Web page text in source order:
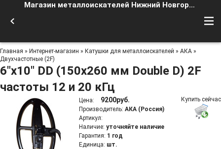
Магазин металлоискателей Нижний Новгород
Главная » Интернет-магазин » Катушки для металлоискателей » АКА »
Двухчастотные (2F)
6"x10" DD (150x260 мм Double D) 2F
частоты 12 и 20 кГц
Цена: 9200руб.
Производитель: АКА (Россия)
Артикул:
Наличие: уточняйте наличие
Гарантия: 1 год
Единица: шт.
Купить сейчас